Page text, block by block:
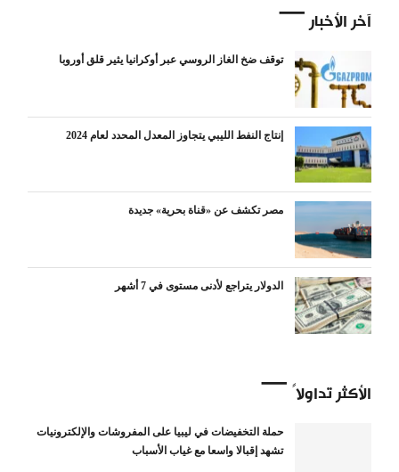
آخر الأخبار
توقف ضخ الغاز الروسي عبر أوكرانيا يثير قلق أوروبا
إنتاج النفط الليبي يتجاوز المعدل المحدد لعام 2024
مصر تكشف عن «قناة بحرية» جديدة
الدولار يتراجع لأدنى مستوى في 7 أشهر
الأكثر تداولاً
حملة التخفيضات في ليبيا على المفروشات والإلكترونيات
تشهد إقبالا واسعا مع غياب الأسباب